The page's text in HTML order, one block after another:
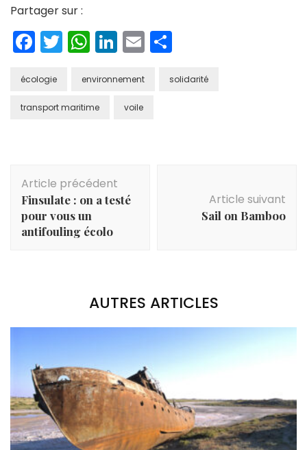
Partager sur :
Facebook
Twitter
WhatsApp
LinkedIn
Email
écologie environnement solidarité
transport maritime voile
d'article
Article précédent
Finsulate : on a testé
pour vous un
antifouling écolo
Article suivant
Sail on Bamboo
AUTRES ARTICLES